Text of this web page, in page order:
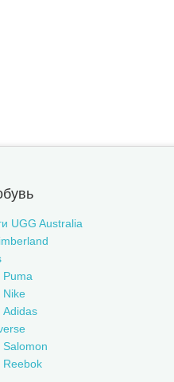
UGG Australia
Puma
Nike
Adidas
Salomon
Reebok